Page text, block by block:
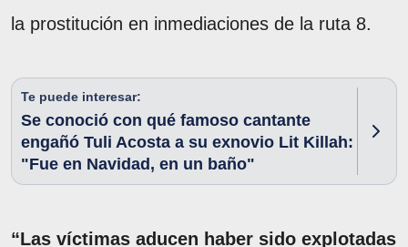
la prostitución en inmediaciones de la ruta 8.
Te puede interesar:
Se conoció con qué famoso cantante
engañó Tuli Acosta a su exnovio Lit Killah:
"Fue en Navidad, en un baño"
“Las víctimas aducen haber sido explotadas